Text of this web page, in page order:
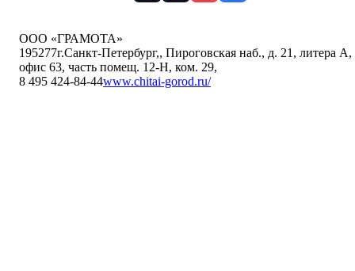
ООО «ГРАМОТА»
195277г.Санкт-Петербург,, Пироговская наб., д. 21, литера А,
офис 63, часть помещ. 12-Н, ком. 29,
8 495 424-84-44www.chitai-gorod.ru/